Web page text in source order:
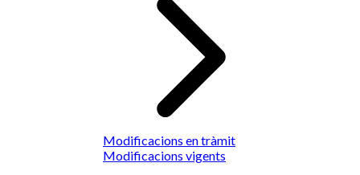
Modificacions en tràmit
Modificacions vigents